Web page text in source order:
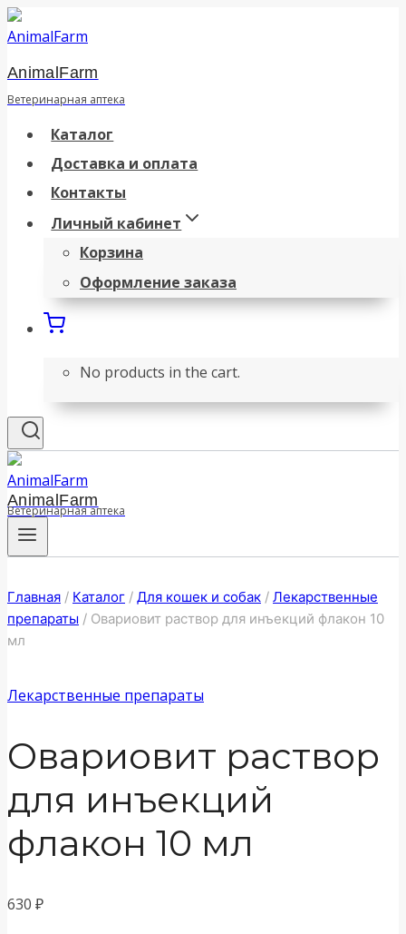
Перейти
к
содержанию
AnimalFarm
Ветеринарная аптека
Каталог
Доставка и оплата
Контакты
Личный кабинет
Корзина
Оформление заказа
No products in the cart.
AnimalFarm
Ветеринарная аптека
Главная / Каталог / Для кошек и собак / Лекарственные
препараты / Овариовит раствор для инъекций флакон 10
мл
Лекарственные препараты
Овариовит раствор
для инъекций
флакон 10 мл
630 ₽